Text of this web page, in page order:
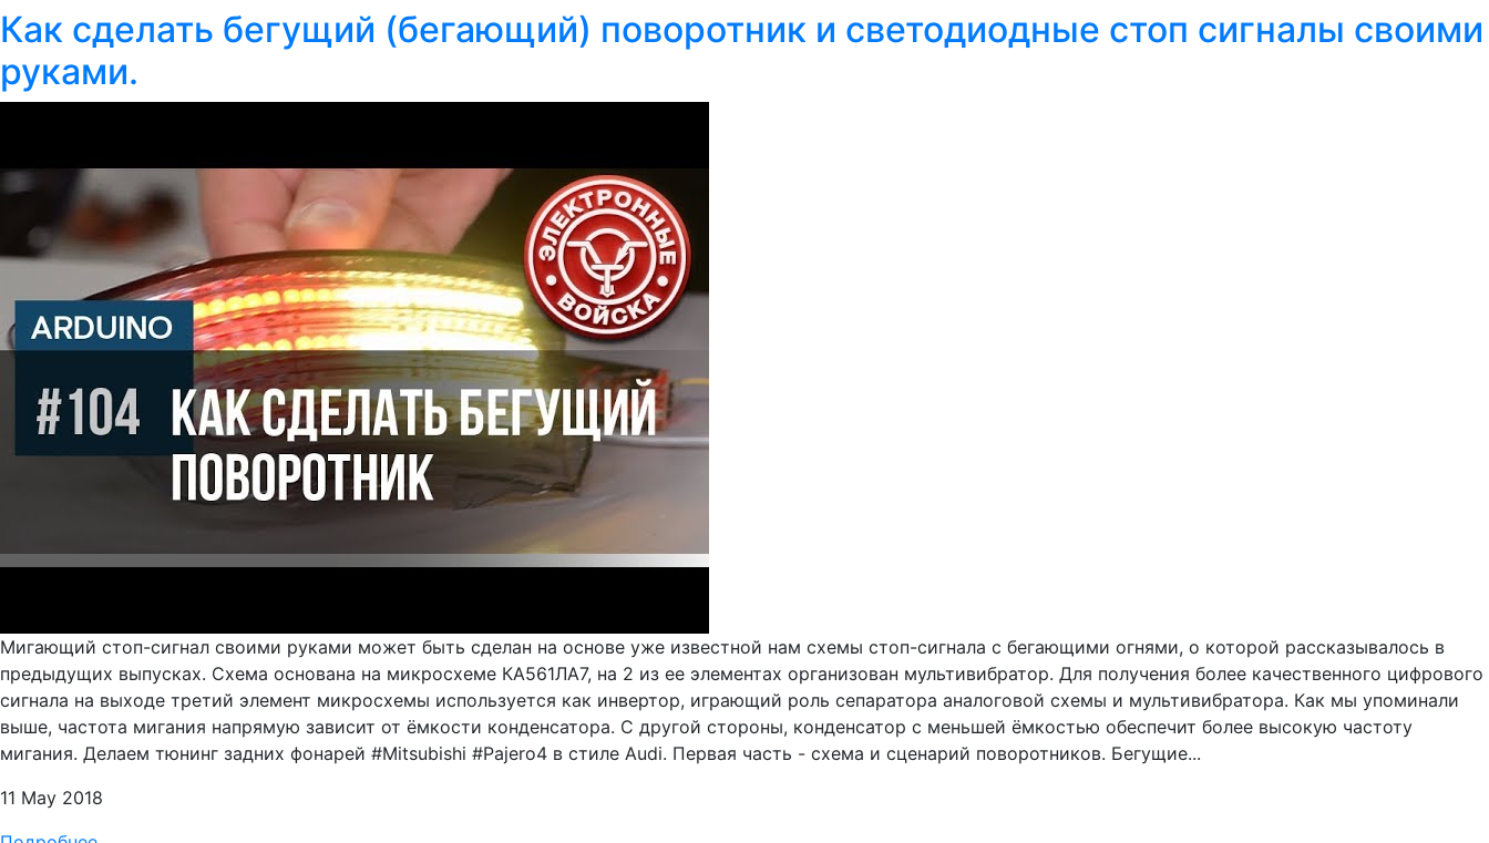
Как сделать бегущий (бегающий) поворотник и светодиодные стоп сигналы своими
руками.
Мигающий стоп-сигнал своими руками может быть сделан на основе уже известной нам схемы стоп-сигнала с бегающими огнями, о которой рассказывалось в
предыдущих выпусках. Схема основана на микросхеме КА561ЛА7, на 2 из ее элементах организован мультивибратор. Для получения более качественного цифрового
сигнала на выходе третий элемент микросхемы используется как инвертор, играющий роль сепаратора аналоговой схемы и мультивибратора. Как мы упоминали
выше, частота мигания напрямую зависит от ёмкости конденсатора. С другой стороны, конденсатор с меньшей ёмкостью обеспечит более высокую частоту
мигания. Делаем тюнинг задних фонарей #Mitsubishi #Pajero4 в стиле Audi. Первая часть - схема и сценарий поворотников. Бегущие...
11 May 2018